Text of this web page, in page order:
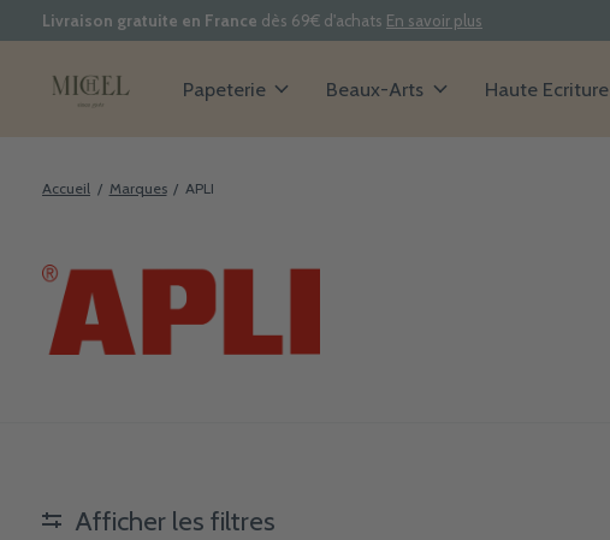
Livraison gratuite en France dès 69€ d'achats En savoir plus
Papeterie Beaux-Arts Haute Ecriture
Accueil / Marques / APLI
APLI
Afficher les filtres